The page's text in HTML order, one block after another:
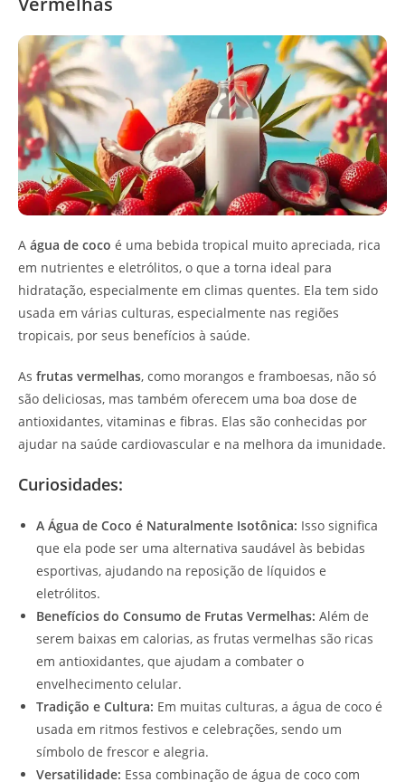
A água de coco é uma bebida tropical muito apreciada, rica
em nutrientes e eletrólitos, o que a torna ideal para
hidratação, especialmente em climas quentes. Ela tem sido
usada em várias culturas, especialmente nas regiões
tropicais, por seus benefícios à saúde.
As frutas vermelhas, como morangos e framboesas, não só
são deliciosas, mas também oferecem uma boa dose de
antioxidantes, vitaminas e fibras. Elas são conhecidas por
ajudar na saúde cardiovascular e na melhora da imunidade.
Curiosidades:
A Água de Coco é Naturalmente Isotônica: Isso significa
que ela pode ser uma alternativa saudável às bebidas
esportivas, ajudando na reposição de líquidos e
eletrólitos.
Benefícios do Consumo de Frutas Vermelhas: Além de
serem baixas em calorias, as frutas vermelhas são ricas
em antioxidantes, que ajudam a combater o
envelhecimento celular.
Tradição e Cultura: Em muitas culturas, a água de coco é
usada em ritmos festivos e celebrações, sendo um
símbolo de frescor e alegria.
Versatilidade: Essa combinação de água de coco com